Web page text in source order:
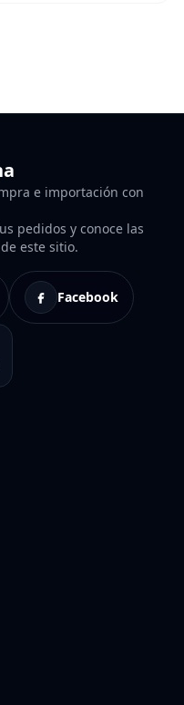
e importación con
pedidos y conoce las
este sitio.
Facebook